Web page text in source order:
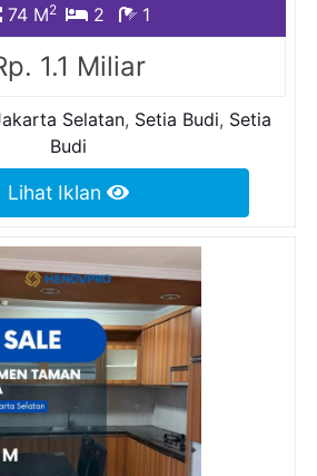
74 M2 2 1
1.1 Miliar
Selatan, Setia Budi, Setia
Budi
Lihat Iklan